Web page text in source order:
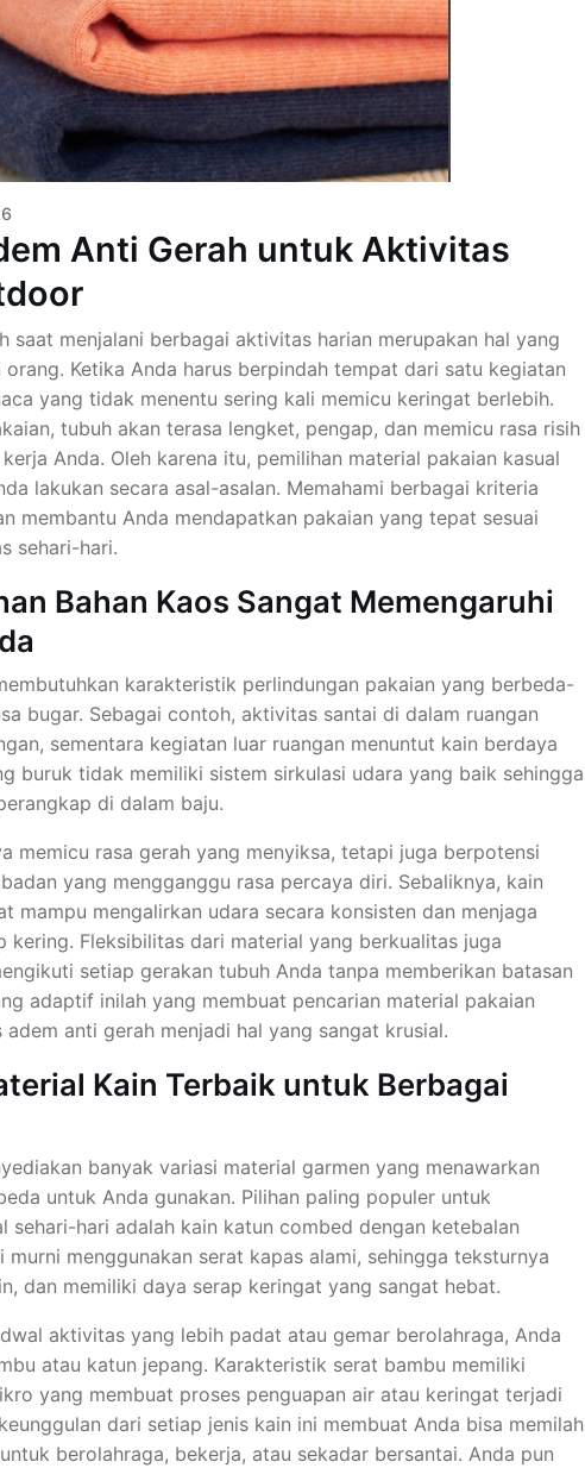
Anti Gerah untuk Aktivitas
saat menjalani berbagai aktivitas harian merupakan hal yang
Ketika Anda harus berpindah tempat dari satu kegiatan
yang tidak menentu sering kali memicu keringat berlebih.
tubuh akan terasa lengket, pengap, dan memicu rasa risih
Anda. Oleh karena itu, pemilihan material pakaian kasual
lakukan secara asal-asalan. Memahami berbagai kriteria
membantu Anda mendapatkan pakaian yang tepat sesuai
sehari-hari.
Bahan Kaos Sangat Memengaruhi
karakteristik perlindungan pakaian yang berbeda-
bugar. Sebagai contoh, aktivitas santai di dalam ruangan
sementara kegiatan luar ruangan menuntut kain berdaya
buruk tidak memiliki sistem sirkulasi udara yang baik sehingga
di dalam baju.
memicu rasa gerah yang menyiksa, tetapi juga berpotensi
yang mengganggu rasa percaya diri. Sebaliknya, kain
mampu mengalirkan udara secara konsisten dan menjaga
kering. Fleksibilitas dari material yang berkualitas juga
setiap gerakan tubuh Anda tanpa memberikan batasan
adaptif inilah yang membuat pencarian material pakaian
anti gerah menjadi hal yang sangat krusial.
Kain Terbaik untuk Berbagai
banyak variasi material garmen yang menawarkan
untuk Anda gunakan. Pilihan paling populer untuk
sehari-hari adalah kain katun combed dengan ketebalan
murni menggunakan serat kapas alami, sehingga teksturnya
dan memiliki daya serap keringat yang sangat hebat.
aktivitas yang lebih padat atau gemar berolahraga, Anda
atau katun jepang. Karakteristik serat bambu memiliki
yang membuat proses penguapan air atau keringat terjadi
dari setiap jenis kain ini membuat Anda bisa memilah
berolahraga, bekerja, atau sekadar bersantai. Anda pun